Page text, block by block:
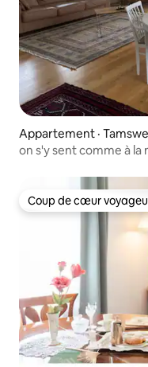
Appartement ·
on s'y sent comme à la
Coup de cœur
Coup de cœur